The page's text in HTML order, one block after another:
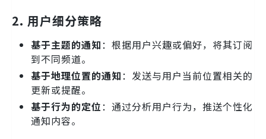
2. 用户细分策略
基于主题的通知：根据用户兴趣或偏好，将其订阅
到不同频道。
基于地理位置的通知：发送与用户当前位置相关的
更新或提醒。
基于行为的定位：通过分析用户行为，推送个性化
通知内容。